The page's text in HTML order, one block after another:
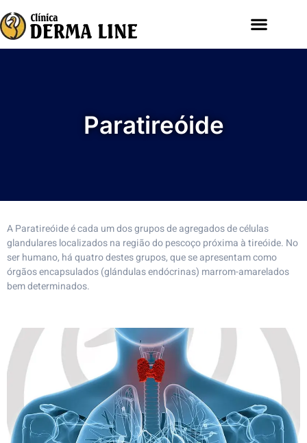
Paratireóide
A Paratireóide é cada um dos grupos de agregados de células
glandulares localizados na região do pescoço próxima à tireóide. No
ser humano, há quatro destes grupos, que se apresentam como
órgãos encapsulados (glándulas endócrinas) marrom-amarelados
bem determinados.